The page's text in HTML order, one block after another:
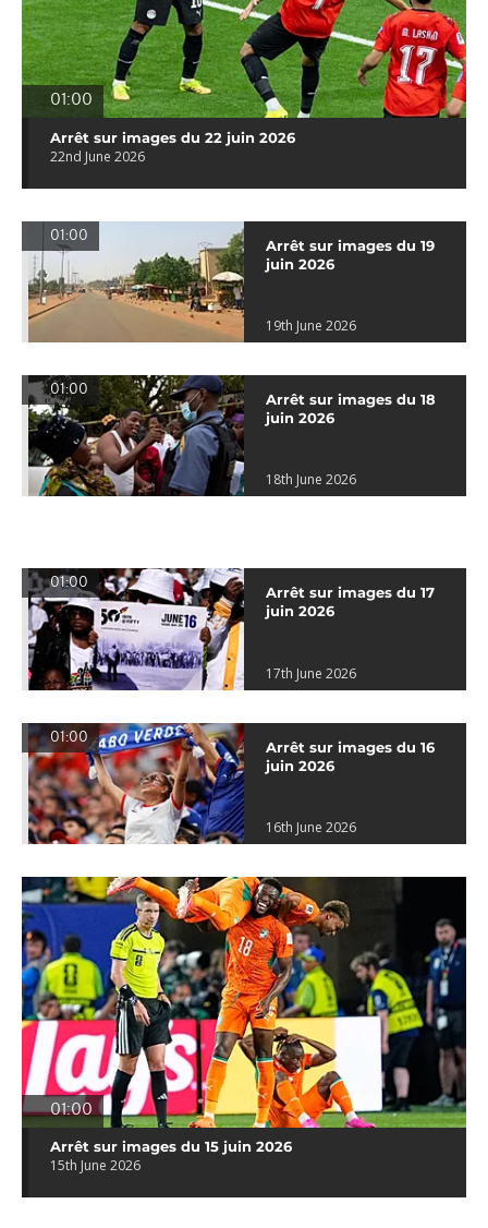
01:00
Arrêt sur images du 22 juin 2026
22nd June 2026
01:00
Arrêt sur images du 19
juin 2026
19th June 2026
01:00
Arrêt sur images du 18
juin 2026
18th June 2026
01:00
Arrêt sur images du 17
juin 2026
17th June 2026
01:00
Arrêt sur images du 16
juin 2026
16th June 2026
01:00
Arrêt sur images du 15 juin 2026
15th June 2026